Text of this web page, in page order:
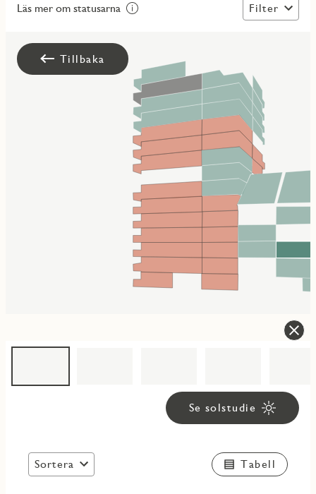
Läs mer om statusarna Filter
Tillbaka
Se solstudie
Sortera Tabell